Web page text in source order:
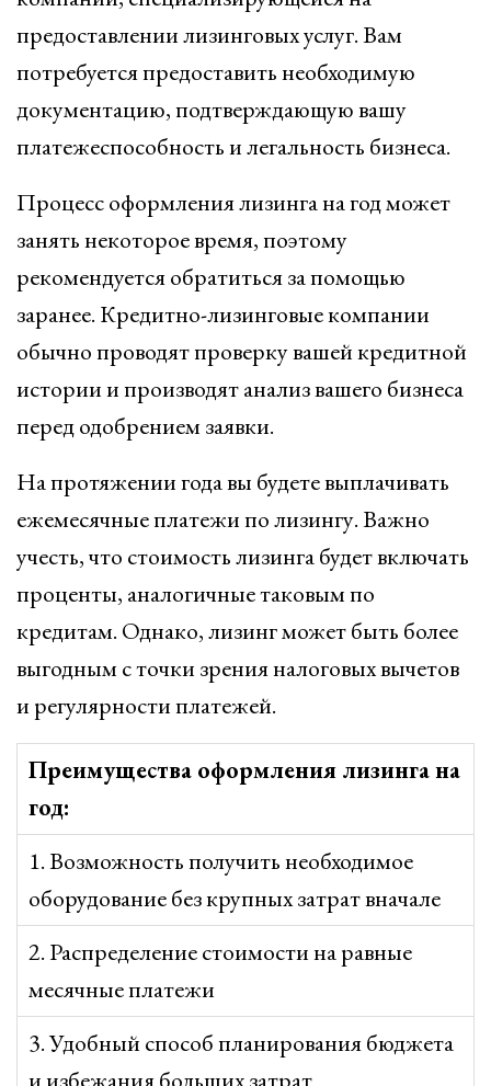
предоставлении лизинговых услуг. Вам
потребуется предоставить необходимую
документацию, подтверждающую вашу
платежеспособность и легальность бизнеса.
Процесс оформления лизинга на год может
занять некоторое время, поэтому
рекомендуется обратиться за помощью
заранее. Кредитно-лизинговые компании
обычно проводят проверку вашей кредитной
истории и производят анализ вашего бизнеса
перед одобрением заявки.
На протяжении года вы будете выплачивать
ежемесячные платежи по лизингу. Важно
учесть, что стоимость лизинга будет включать
проценты, аналогичные таковым по
кредитам. Однако, лизинг может быть более
выгодным с точки зрения налоговых вычетов
и регулярности платежей.
Преимущества оформления лизинга на
год:
1. Возможность получить необходимое
оборудование без крупных затрат вначале
2. Распределение стоимости на равные
месячные платежи
3. Удобный способ планирования бюджета